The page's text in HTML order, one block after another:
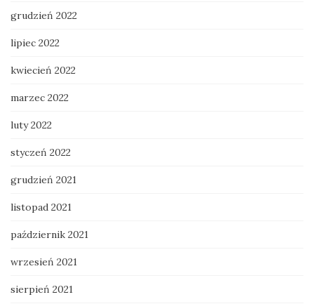
grudzień 2022
lipiec 2022
kwiecień 2022
marzec 2022
luty 2022
styczeń 2022
grudzień 2021
listopad 2021
październik 2021
wrzesień 2021
sierpień 2021